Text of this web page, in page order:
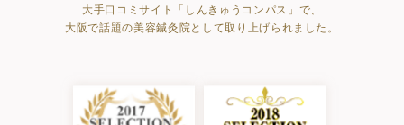
大手口コミサイト「しんきゅうコンパス」で、
大阪で話題の美容鍼灸院として取り上げられました。